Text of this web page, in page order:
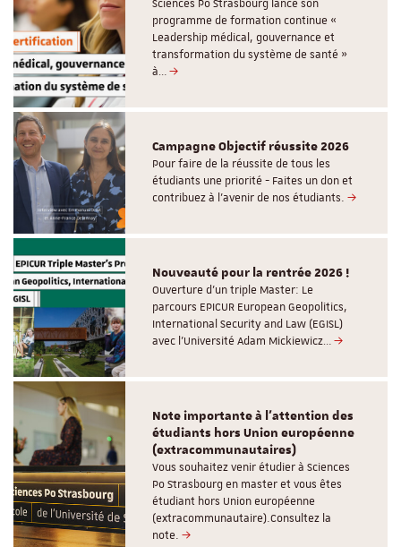
Sciences Po Strasbourg lance son
programme de formation continue «
Leadership médical, gouvernance et
transformation du système de santé »
à…
Campagne Objectif réussite 2026
Pour faire de la réussite de tous les
étudiants une priorité - Faites un don et
contribuez à l’avenir de nos étudiants.
Nouveauté pour la rentrée 2026 !
Ouverture d'un triple Master: Le
parcours EPICUR European Geopolitics,
International Security and Law (EGISL)
avec l’Université Adam Mickiewicz…
Note importante à l'attention des
étudiants hors Union européenne
(extracommunautaires)
Vous souhaitez venir étudier à Sciences
Po Strasbourg en master et vous êtes
étudiant hors Union européenne
(extracommunautaire).Consultez la
note.